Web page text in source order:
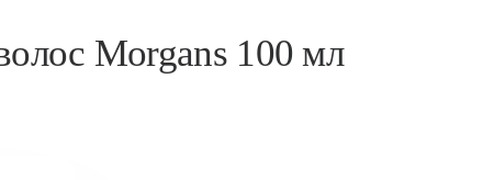
Morgans 100 мл